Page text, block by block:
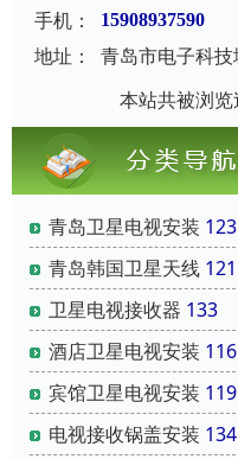
手机：
15908937590
地址：
青岛市电子科
本站共被浏
青岛卫星电视安装 123
青岛韩国卫星天线 121
卫星电视接收器 133
酒店卫星电视安装 116
宾馆卫星电视安装 119
电视接收锅盖安装 134